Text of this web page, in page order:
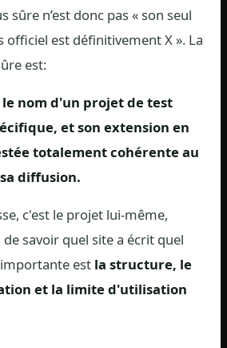
sûre n’est donc pas « son seul
est définitivement X ». La
est:
nom d'un projet de test
et son extension en
totalement cohérente au
diffusion.
c'est le projet lui-même,
savoir quel site a écrit quel
est la structure, le
et la limite d'utilisation